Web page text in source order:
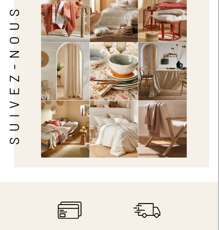
SUIVEZ-NOUS